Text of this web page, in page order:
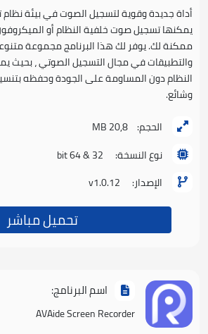
يمكنها تسجيل صوت خلفية النظام أو
ممكنة لك. يوفر لك هذا البرنامج مجموعة
والتطبيقات في مجال التسجيل الصوتي ، بحيث
النظام دون المساومة على الجودة وحفظه
وشائع.
الحجم: 20,8 MB
نوع النسخة:
32 & 64 bit
الإصدار:
v1.0.12
تحميل مباشر
اسم البرنامج:
AVAide Screen Recorder